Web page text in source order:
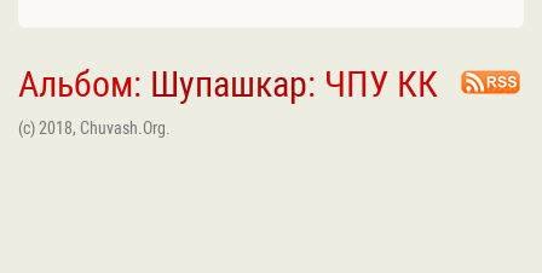
Альбом: Шупашкар: ЧПУ КК
(c) 2018, Chuvash.Org.